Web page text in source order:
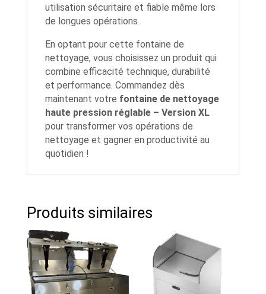
utilisation sécuritaire et fiable même lors
de longues opérations.
En optant pour cette fontaine de
nettoyage, vous choisissez un produit qui
combine efficacité technique, durabilité
et performance. Commandez dès
maintenant votre fontaine de nettoyage
haute pression réglable – Version XL
pour transformer vos opérations de
nettoyage et gagner en productivité au
quotidien !
Produits similaires